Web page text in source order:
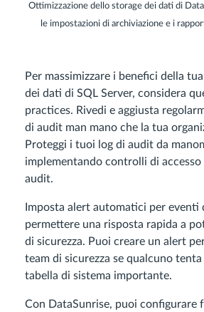
Ottimizzazione dello storage dei dati di
le impostazioni di archiviazione e i
Per massimizzare i benefici della
dei dati di SQL Server, considera
practices. Rivedi e aggiusta
di audit man mano che la tua
Proteggi i tuoi log di audit da
implementando controlli di
audit.
Imposta alert automatici per
permettere una risposta rapida a
di sicurezza. Puoi creare un alert
team di sicurezza se qualcuno
tabella di sistema importante.
Con DataSunrise, puoi configurare